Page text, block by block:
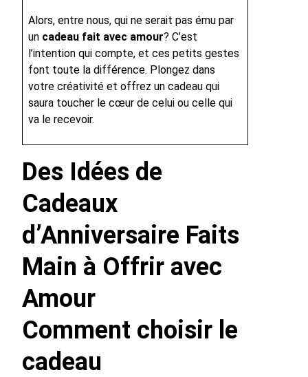
Alors, entre nous, qui ne serait pas ému par
un cadeau fait avec amour? C’est
l’intention qui compte, et ces petits gestes
font toute la différence. Plongez dans
votre créativité et offrez un cadeau qui
saura toucher le cœur de celui ou celle qui
va le recevoir.
Des Idées de
Cadeaux
d’Anniversaire Faits
Main à Offrir avec
Amour
Comment choisir le
cadeau